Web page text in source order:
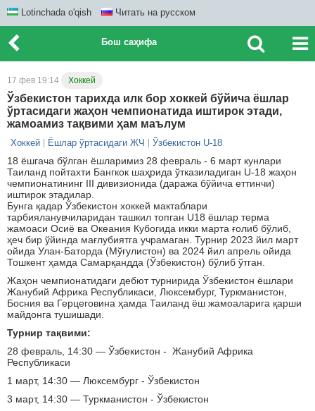
Lotinchada o'qish Читать на русском
Бош саҳифа
17 фев 19:14 Хоккей
Ўзбекистон тарихда илк бор хоккей бўйича ёшлар
ўртасидаги жаҳон чемпионатида иштирок этади,
жамоамиз тақвими ҳам маълум
Хоккей Ёшлар ўртасидаги ЖЧ Ўзбекистон U-18
18 ёшгача бўлган ёшларимиз 28 февраль - 6 март кунлари
Таиланд пойтахти Бангкок шаҳрида ўтказиладиган U-18 жаҳон
чемпионатининг III дивизионида (даража бўйича еттинчи)
иштирок этадилар.
Бунга қадар Ўзбекистон хоккей мактаблари
тарбияланувчиларидан ташкил топган U18 ёшлар терма
жамоаси Осиё ва Океания Кубогида икки марта ғолиб бўлиб,
ҳеч бир ўйинда мағлубиятга учрамаган. Турнир 2023 йил март
ойида Улан-Баторда (Мўғулистон) ва 2024 йил апрель ойида
Тошкент ҳамда Самарқандда (Ўзбекистон) бўлиб ўтган.
Жаҳон чемпионатидаги дебют турнирида Ўзбекистон ёшлари
Жанубий Африка Республикаси, Люксембург, Туркманистон,
Босния ва Герцеговина ҳамда Таиланд ёш жамоаларига қарши
майдонга тушишади.
Турнир тақвими:
28 февраль, 14:30 — Ўзбекистон - Жанубий Африка
Республикаси
1 март, 14:30 — Люксембург - Ўзбекистон
3 март, 14:30 — Туркманистон - Ўзбекистон